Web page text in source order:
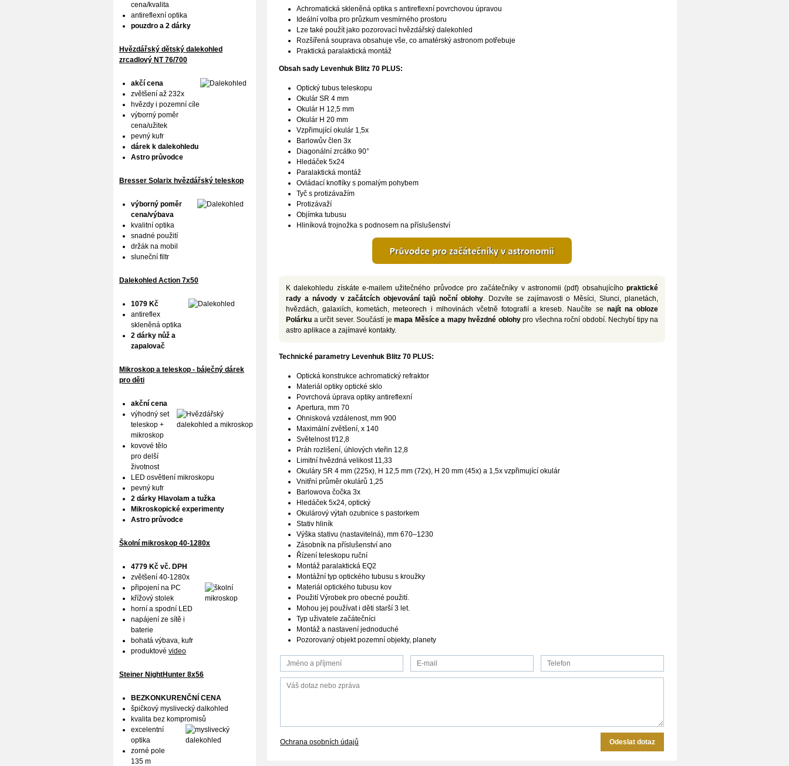
Achromatická skleněná optika s antireflexní povrchovou úpravou
Ideální volba pro průzkum vesmírného prostoru
Lze také použít jako pozorovací hvězdářský dalekohled
Rozšířená souprava obsahuje vše, co amatérský astronom potřebuje
Praktická paralaktická montáž
Obsah sady Levenhuk Blitz 70 PLUS:
Optický tubus teleskopu
Okulár SR 4 mm
Okulár H 12,5 mm
Okulár H 20 mm
Vzpřimující okulár 1,5x
Barlowův člen 3x
Diagonální zrcátko 90°
Hledáček 5x24
Paralaktická montáž
Ovládací knoflíky s pomalým pohybem
Tyč s protizávažím
Protizávaží
Objímka tubusu
Hliníková trojnožka s podnosem na příslušenství
K dalekohledu získáte e-mailem užitečného průvodce pro začátečníky v astronomii (pdf) obsahujícíhopraktické
rady a návody v začátcích objevování tajů noční oblohy. Dozvíte se zajímavosti o Měsíci, Slunci, planetách,
hvězdách, galaxiích, kometách, meteorech i mlhovinách včetně fotografií a kreseb. Naučíte se najít na obloze
Polárku a určit sever. Součástí je mapa Měsíce a mapy hvězdné oblohypro všechna roční období. Nechybí tipy na
astro aplikace a zajímavé kontakty.
Technické parametry Levenhuk Blitz 70 PLUS:
Optická konstrukce achromatický refraktor
Materiál optiky optické sklo
Povrchová úprava optiky antireflexní
Apertura, mm 70
Ohnisková vzdálenost, mm 900
Maximální zvětšení, x 140
Světelnost f/12,8
Práh rozlišení, úhlových vteřin 12,8
Limitní hvězdná velikost 11,33
Okuláry SR 4 mm (225х), H 12,5 mm (72х), H 20 mm (45х) a 1,5x vzpřimující okulár
Vnitřní průměr okulárů 1,25
Barlowova čočka 3x
Hledáček 5x24, optický
Okulárový výtah ozubnice s pastorkem
Stativ hliník
Výška stativu (nastavitelná), mm 670–1230
Zásobník na příslušenství ano
Řízení teleskopu ruční
Montáž paralaktická EQ2
Montážní typ optického tubusu s kroužky
Materiál optického tubusu kov
Použití Výrobek pro obecné použití.
Mohou jej používat i děti starší 3 let.
Typ uživatele začátečníci
Montáž a nastavení jednoduché
Pozorovaný objekt pozemní objekty, planety
Ochrana osobních údajů Odeslat dotaz
cena/kvalita
antireflexní optika
pouzdro a 2 dárky
Hvězdářský dětský dalekohled
zrcadlový NT 76/700
akčí cena
zvětšení až 232x
hvězdy i pozemní cíle
výborný poměr
cena/užitek
pevný kufr
dárek k dalekohledu
Astro průvodce
Bresser Solarix hvězdářský teleskop
výborný poměr
cena/výbava
kvalitní optika
snadné použití
držák na mobil
sluneční filtr
Dalekohled Action 7x50
1079 Kč
antireflex
skleněná optika
2 dárky nůž a
zapalovač
Mikroskop a teleskop - báječný dárek
pro děti
akční cena
výhodný set
teleskop +
mikroskop
kovové tělo
pro delší
životnost
LED osvětlení mikroskopu
pevný kufr
2 dárky Hlavolam a tužka
Mikroskopické experimenty
Astro průvodce
Školní mikroskop 40-1280x
4779 Kč vč. DPH
zvětšení 40-1280x
připojení na PC
křížový stolek
horní a spodní LED
napájení ze sítě i
baterie
bohatá výbava, kufr
produktové video
Steiner NightHunter 8x56
BEZKONKURENČNÍ CENA
špičkový myslivecký dalkohled
kvalita bez kompromisů
excelentní
optika
zorné pole
135 m